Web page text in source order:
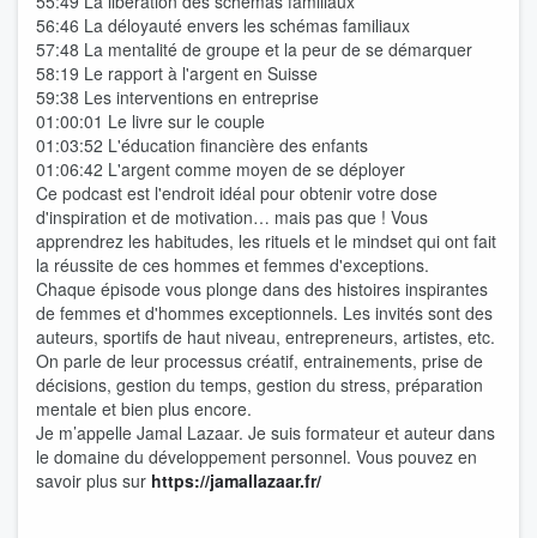
56:46 La déloyauté envers les schémas familiaux
57:48 La mentalité de groupe et la peur de se démarquer
58:19 Le rapport à l'argent en Suisse
59:38 Les interventions en entreprise
01:00:01 Le livre sur le couple
01:03:52 L'éducation financière des enfants
01:06:42 L'argent comme moyen de se déployer
Ce podcast est l'endroit idéal pour obtenir votre dose
d'inspiration et de motivation… mais pas que ! Vous
apprendrez les habitudes, les rituels et le mindset qui ont fait
la réussite de ces hommes et femmes d'exceptions.
Chaque épisode vous plonge dans des histoires inspirantes
de femmes et d'hommes exceptionnels. Les invités sont des
auteurs, sportifs de haut niveau, entrepreneurs, artistes, etc.
On parle de leur processus créatif, entrainements, prise de
décisions, gestion du temps, gestion du stress, préparation
mentale et bien plus encore.
Je m’appelle Jamal Lazaar. Je suis formateur et auteur dans
le domaine du développement personnel. Vous pouvez en
savoir plus sur https://jamallazaar.fr/